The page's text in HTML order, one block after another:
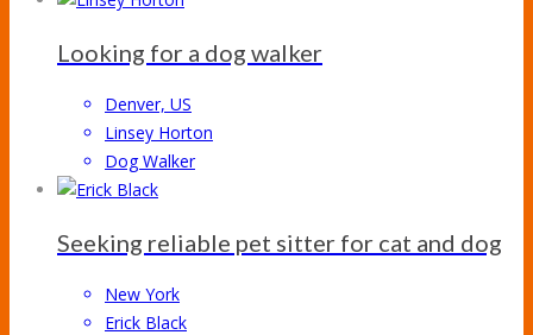
Looking for a dog walker
Denver, US
Linsey Horton
Dog Walker
Seeking reliable pet sitter for cat and dog
New York
Erick Black